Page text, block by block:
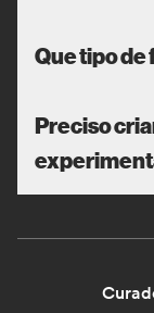
Que tipo
Preciso